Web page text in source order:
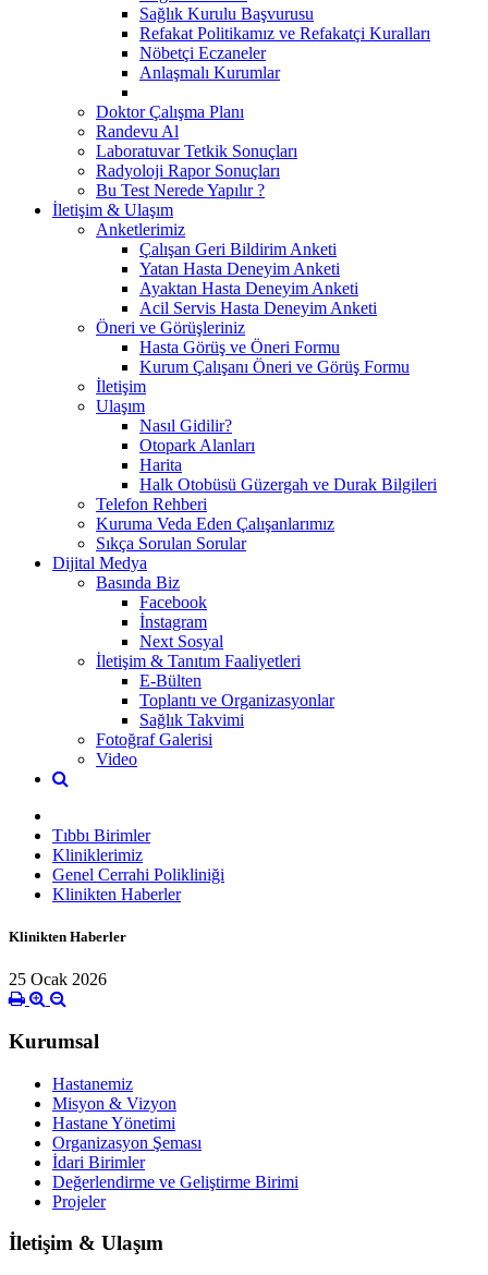
Sağlık Kurulu Başvurusu
Refakat Politikamız ve Refakatçi Kuralları
Nöbetçi Eczaneler
Anlaşmalı Kurumlar
Doktor Çalışma Planı
Randevu Al
Laboratuvar Tetkik Sonuçları
Radyoloji Rapor Sonuçları
Bu Test Nerede Yapılır ?
İletişim & Ulaşım
Anketlerimiz
Çalışan Geri Bildirim Anketi
Yatan Hasta Deneyim Anketi
Ayaktan Hasta Deneyim Anketi
Acil Servis Hasta Deneyim Anketi
Öneri ve Görüşleriniz
Hasta Görüş ve Öneri Formu
Kurum Çalışanı Öneri ve Görüş Formu
İletişim
Ulaşım
Nasıl Gidilir?
Otopark Alanları
Harita
Halk Otobüsü Güzergah ve Durak Bilgileri
Telefon Rehberi
Kuruma Veda Eden Çalışanlarımız
Sıkça Sorulan Sorular
Dijital Medya
Basında Biz
Facebook
İnstagram
Next Sosyal
İletişim & Tanıtım Faaliyetleri
E-Bülten
Toplantı ve Organizasyonlar
Sağlık Takvimi
Fotoğraf Galerisi
Video
Tıbbı Birimler
Kliniklerimiz
Genel Cerrahi Polikliniği
Klinikten Haberler
Klinikten Haberler
25 Ocak 2026
Kurumsal
Hastanemiz
Misyon & Vizyon
Hastane Yönetimi
Organizasyon Şeması
İdari Birimler
Değerlendirme ve Geliştirme Birimi
Projeler
İletişim & Ulaşım